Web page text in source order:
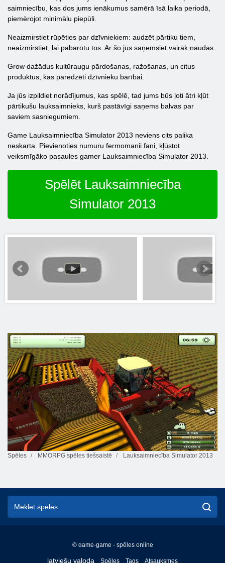
saimniecību, kas dos jums ienākumus samērā īsā laika periodā,
piemērojot minimālu piepūli.
Neaizmirstiet rūpēties par dzīvniekiem: audzēt pārtiku tiem,
neaizmirstiet, lai pabarotu tos. Ar šo jūs saņemsiet vairāk naudas.
Grow dažādus kultūraugu pārdošanas, ražošanas, un citus
produktus, kas paredzēti dzīvnieku barībai.
Ja jūs izpildiet norādījumus, kas spēlē, tad jums būs ļoti ātri kļūt
pārtikušu lauksaimnieks, kurš pastāvīgi saņems balvas par
saviem sasniegumiem.
Game Lauksaimniecība Simulator 2013 neviens cits palika
neskarta. Pievienoties numuru fermomanii fani, kļūstot
veiksmīgāko pasaules gamer Lauksaimniecība Simulator 2013.
Spēlēt Lauksaimniecība
Simulator 2013
Spēles MMORPG spēles tiešsaistē Lauksaimniecība Simulator 2013
© game-game - spēles online
latviešu valoda
English
Spēles Tags Atsauksmes